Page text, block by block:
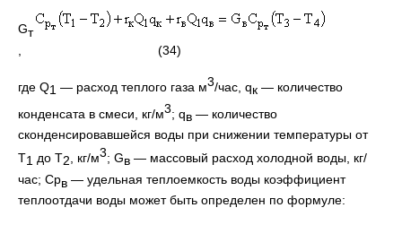
Gт
, (34)
где Q1 — расход теплого газа м3/час, qк — количество
конденсата в смеси, кг/м3; qв — количество
сконденсировавшейся воды при снижении температуры от
Т1 до Т2 , кг/м3; Gв — массовый расход холодной воды, кг/
час; Срв — удельная теплоемкость воды коэффициент
теплоотдачи воды может быть определен по формуле: